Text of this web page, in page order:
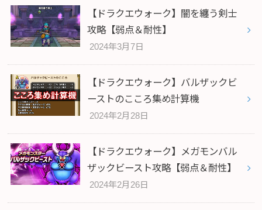
【ドラクエウォーク】闇を纏う剣士
攻略【弱点＆耐性】
2024年3月7日
【ドラクエウォーク】バルザックビ
ーストのこころ集め計算機
2024年2月28日
【ドラクエウォーク】メガモンバル
ザックビースト攻略【弱点＆耐性】
2024年2月26日